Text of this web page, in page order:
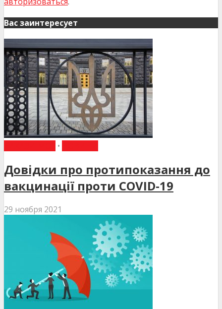
Вас заинтересует
•
Довідки про протипоказання до
вакцинації проти COVID-19
29 ноября 2021